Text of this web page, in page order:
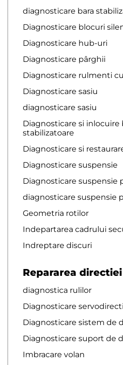
diagnosticare bara
Diagnosticare blocuri
Diagnosticare hub-uri
Diagnosticare pârghii
Diagnosticare rulmenti
Diagnosticare sasiu
diagnosticare sasiu
Diagnosticare si inlocuire
stabilizatoare
Diagnosticare si
Diagnosticare suspensie
Diagnosticare suspensie
diagnosticare suspensie
Geometria rotilor
Indepartarea cadrului
Indreptare discuri
Repararea directiei
diagnostica rulilor
Diagnosticare
Diagnosticare sistem de
Diagnosticare suport de
Imbracare volan